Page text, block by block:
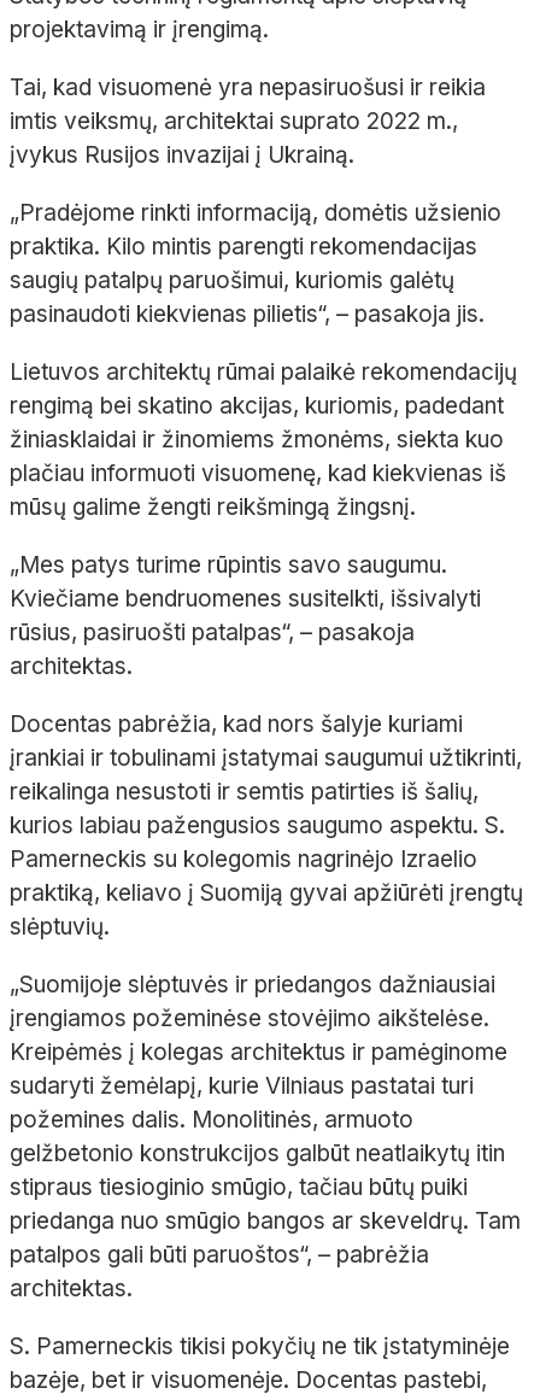
projektavimą ir įrengimą.
Tai, kad visuomenė yra nepasiruošusi ir reikia
imtis veiksmų, architektai suprato 2022 m.,
įvykus Rusijos invazijai į Ukrainą.
„Pradėjome rinkti informaciją, domėtis užsienio
praktika. Kilo mintis parengti rekomendacijas
saugių patalpų paruošimui, kuriomis galėtų
pasinaudoti kiekvienas pilietis“, – pasakoja jis.
Lietuvos architektų rūmai palaikė rekomendacijų
rengimą bei skatino akcijas, kuriomis, padedant
žiniasklaidai ir žinomiems žmonėms, siekta kuo
plačiau informuoti visuomenę, kad kiekvienas iš
mūsų galime žengti reikšmingą žingsnį.
„Mes patys turime rūpintis savo saugumu.
Kviečiame bendruomenes susitelkti, išsivalyti
rūsius, pasiruošti patalpas“, – pasakoja
architektas.
Docentas pabrėžia, kad nors šalyje kuriami
įrankiai ir tobulinami įstatymai saugumui užtikrinti,
reikalinga nesustoti ir semtis patirties iš šalių,
kurios labiau pažengusios saugumo aspektu. S.
Pamerneckis su kolegomis nagrinėjo Izraelio
praktiką, keliavo į Suomiją gyvai apžiūrėti įrengtų
slėptuvių.
„Suomijoje slėptuvės ir priedangos dažniausiai
įrengiamos požeminėse stovėjimo aikštelėse.
Kreipėmės į kolegas architektus ir pamėginome
sudaryti žemėlapį, kurie Vilniaus pastatai turi
požemines dalis. Monolitinės, armuoto
gelžbetonio konstrukcijos galbūt neatlaikytų itin
stipraus tiesioginio smūgio, tačiau būtų puiki
priedanga nuo smūgio bangos ar skeveldrų. Tam
patalpos gali būti paruoštos“, – pabrėžia
architektas.
S. Pamerneckis tikisi pokyčių ne tik įstatyminėje
bazėje, bet ir visuomenėje. Docentas pastebi,